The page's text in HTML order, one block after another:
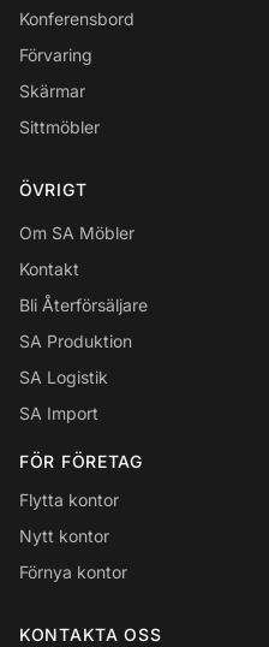
Konferensbord
Förvaring
Skärmar
Sittmöbler
ÖVRIGT
Om SA Möbler
Kontakt
Bli Återförsäljare
SA Produktion
SA Logistik
SA Import
FÖR FÖRETAG
Flytta kontor
Nytt kontor
Förnya kontor
KONTAKTA OSS